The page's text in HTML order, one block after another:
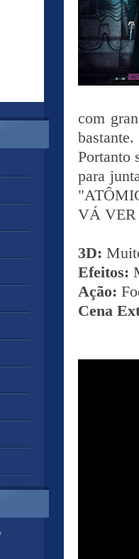
com
bastante.
Portanto
para
VÁ
3D:
Efeitos:
Ação:
Cena